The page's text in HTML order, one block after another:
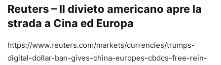
Reuters – Il divieto americano apre la
strada a Cina ed Europa
https://www.reuters.com/markets/currencies/trumps-
digital-dollar-ban-gives-china-europes-cbdcs-free-rein-